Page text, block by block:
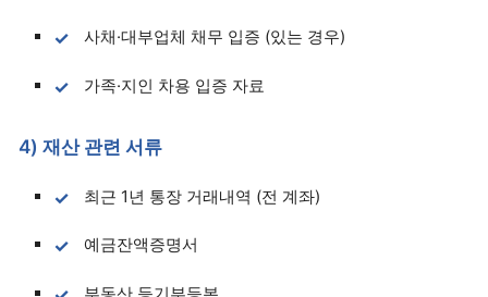
사채·대부업체 채무 입증 (있는 경우)
가족·지인 차용 입증 자료
4) 재산 관련 서류
최근 1년 통장 거래내역 (전 계좌)
예금잔액증명서
부동산 등기부등본